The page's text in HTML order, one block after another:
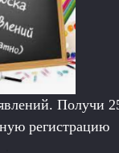
Получи
регистрацию